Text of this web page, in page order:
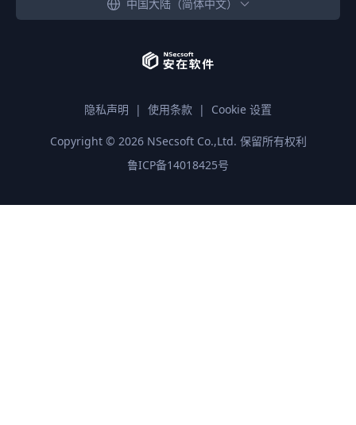
中国大陆（简体中文）
隐私声明 | 使用条款 | Cookie 设置
Copyright © 2026NSecsoft Co.,Ltd. 保留所有权利
鲁ICP备14018425号